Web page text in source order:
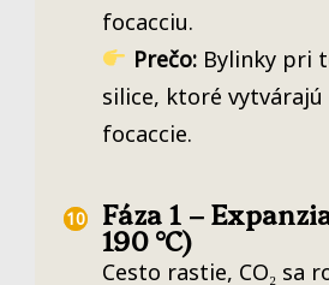
focacciu.
Prečo:Bylinky pri
silice, ktoré
focaccie.
Fáza 1 –
190 °C)
Cesto rastie, CO₂ sa